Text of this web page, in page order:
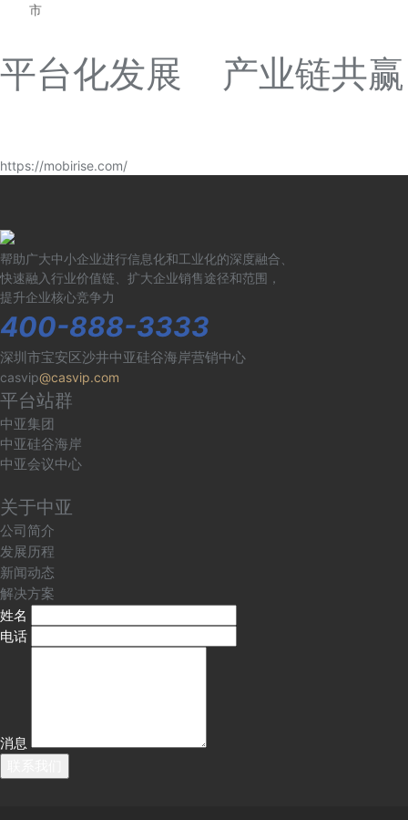
市
平台化发展 产业链共赢
https://mobirise.com/
帮助广大中小企业进行信息化和工业化的深度融合、
快速融入行业价值链、扩大企业销售途径和范围，
提升企业核心竞争力
400-888-3333
深圳市宝安区沙井中亚硅谷海岸营销中心
casvip@casvip.com
平台站群
中亚集团
中亚硅谷海岸
中亚会议中心
关于中亚
公司简介
发展历程
新闻动态
解决方案
姓名
电话
消息